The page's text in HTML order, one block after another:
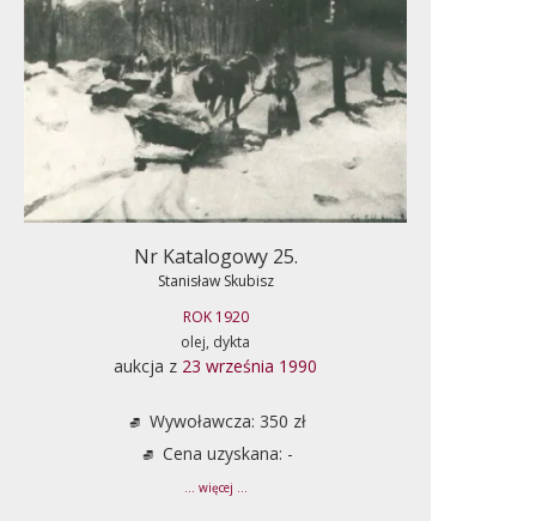
Nr Katalogowy 25.
Stanisław Skubisz
ROK 1920
olej, dykta
aukcja z 23 września 1990
Wywoławcza: 350 zł
Cena uzyskana: -
... więcej ...